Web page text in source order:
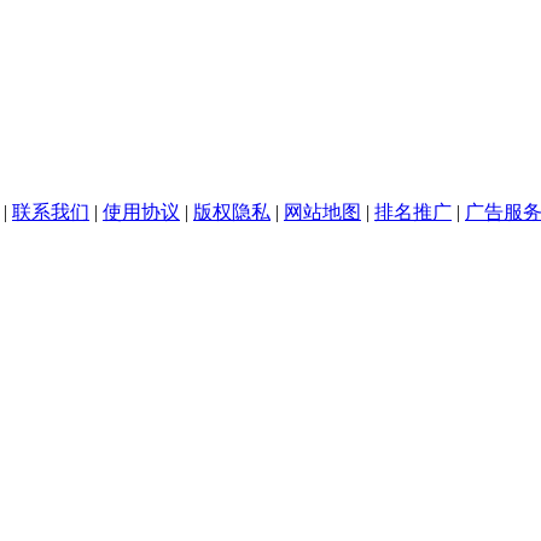
| 联系我们 | 使用协议 | 版权隐私 | 网站地图 | 排名推广 | 广告服务